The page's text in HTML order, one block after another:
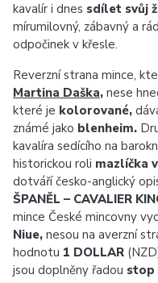
kavalír i dnes sdílet svůj
mírumilovný, zábavný a
odpočinek v křesle.
Reverzní strana mince,
Martina Daška, nese
které je kolorované,
známé jako blenheim.
kavalíra sedícího na
historickou roli mazlíčka
dotváří česko-anglický
ŠPANĚL – CAVALIER
mince České mincovny
Niue, nesou na averzní
hodnotu 1 DOLLAR
jsou doplněny řadou stop